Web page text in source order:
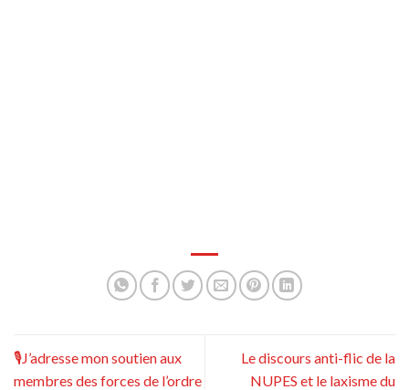
🎙️J’adresse mon soutien aux
membres des forces de l’ordre
Le discours anti-flic de la
NUPES et le laxisme du